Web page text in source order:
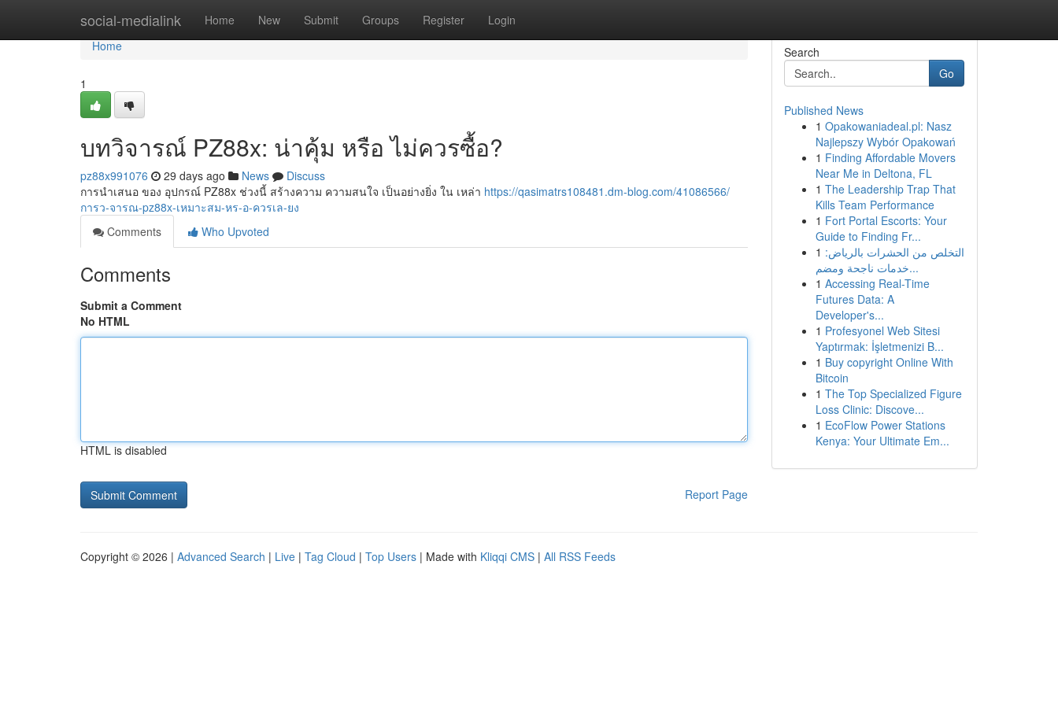
social-medialink Home New Submit Groups Register Login
Home
Home
1
บทวิจารณ์ PZ88x: น่าคุ้ม หรือ ไม่ควรซื้อ?
pz88x991076 29 days ago News
Discuss
การนำเสนอ ของ อุปกรณ์ PZ88x ช่วงนี้ สร้างความ ความสนใจ เป็นอย่างยิ่ง ใน เหล่า https://qasimatrs108481.dm-blog.com/41086566/
การว-จารณ-pz88x-เหมาะสม-หร-อ-ควรเล-ยง
Comments
Who Upvoted
Comments
Submit a Comment
No HTML
HTML is disabled
Report Page
Search
Go
Published News
1 Opakowaniadeal.pl: Nasz
Najlepszy Wybór Opakowań
1 Finding Affordable Movers
Near Me in Deltona, FL
1 The Leadership Trap That
Kills Team Performance
1 Fort Portal Escorts: Your
Guide to Finding Fr...
1 التخلص من الحشرات بالرياض:
خدمات ناجحة ومضم...
1 Accessing Real-Time
Futures Data: A
Developer's...
1 Profesyonel Web Sitesi
Yaptırmak: İşletmenizi B...
1 Buy copyright Online With
Bitcoin
1 The Top Specialized Figure
Loss Clinic: Discove...
1 EcoFlow Power Stations
Kenya: Your Ultimate Em...
Copyright © 2026 | Advanced Search | Live | Tag Cloud | Top Users | Made with Kliqqi CMS | All RSS Feeds